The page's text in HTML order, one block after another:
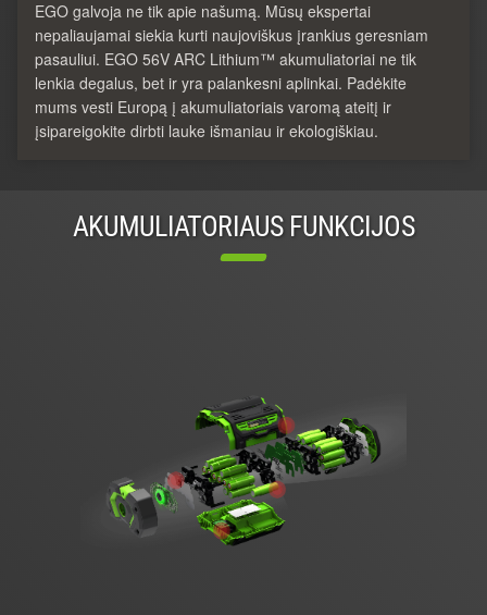
EGO galvoja ne tik apie našumą. Mūsų ekspertai
nepaliaujamai siekia kurti naujoviškus įrankius geresniam
pasauliui. EGO 56V ARC Lithium™ akumuliatoriai ne tik
lenkia degalus, bet ir yra palankesni aplinkai. Padėkite
mums vesti Europą į akumuliatoriais varomą ateitį ir
įsipareigokite dirbti lauke išmaniau ir ekologiškiau.
AKUMULIATORIAUS FUNKCIJOS